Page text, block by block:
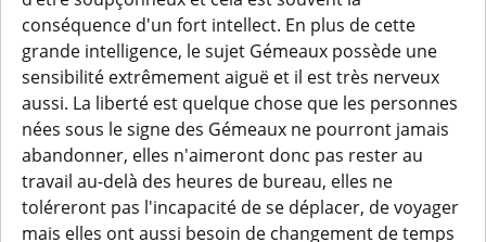
conséquence d'un fort intellect. En plus de cette
grande intelligence, le sujet Gémeaux possède une
sensibilité extrêmement aiguë et il est très nerveux
aussi. La liberté est quelque chose que les personnes
nées sous le signe des Gémeaux ne pourront jamais
abandonner, elles n'aimeront donc pas rester au
travail au-delà des heures de bureau, elles ne
toléreront pas l'incapacité de se déplacer, de voyager
mais elles ont aussi besoin de changement de temps